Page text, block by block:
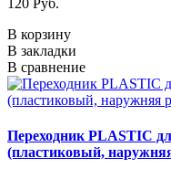
В корзину
В закладки
В сравнение
Переходник PLASTIC
(пластиковый,